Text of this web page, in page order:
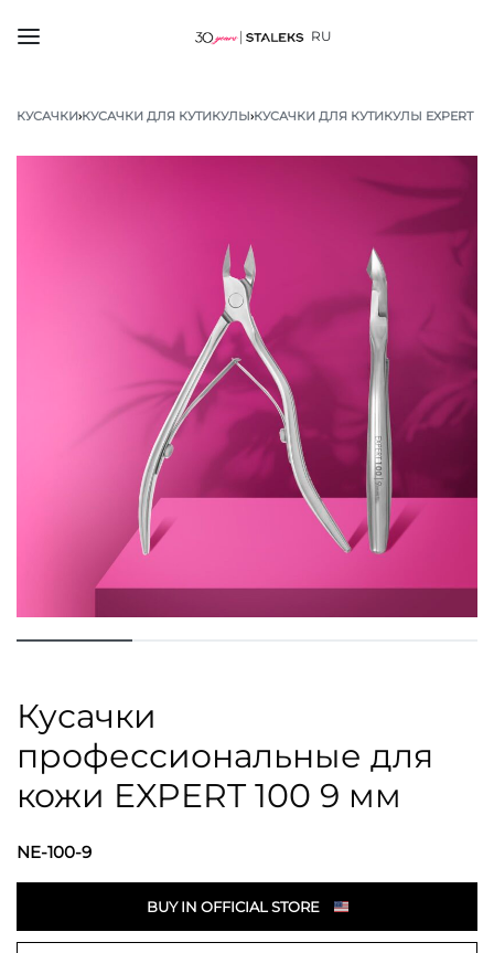
RU
КУСАЧКИ›КУСАЧКИ ДЛЯ КУТИКУЛЫ›КУСАЧКИ ДЛЯ КУТИКУЛЫ EXPERT
Кусачки
профессиональные для
кожи EXPERT 100 9 мм
NE-100-9
BUY IN OFFICIAL STORE